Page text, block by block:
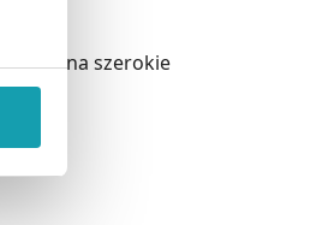
o
na szerokie